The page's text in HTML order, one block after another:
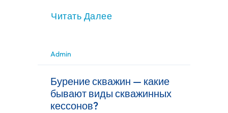
Читать Далее
Admin
Бурение скважин — какие
бывают виды скважинных
кессонов?